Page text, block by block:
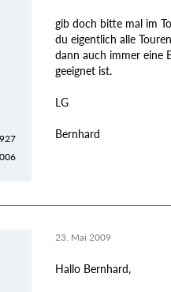
927
gib doch bitte mal im
du eigentlich alle
dann auch immer eine
geeignet ist.
LG
Bernhard
23. Mai 2009
Hallo Bernhard,